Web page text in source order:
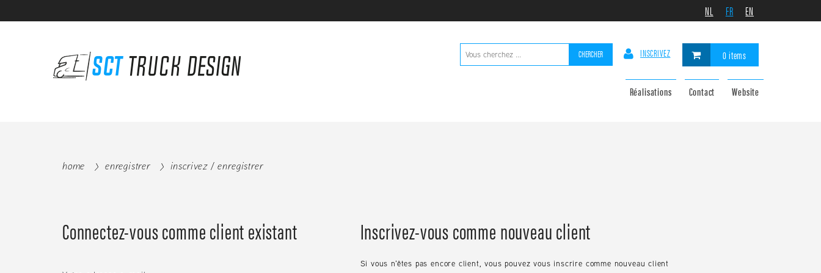
NL FR EN
0 items
INSCRIVEZ
CHERCHER
Réalisations Contact Website
home enregistrer inscrivez / enregistrer
Connectez-vous comme client existant Inscrivez-vous comme nouveau client
Si vous n'êtes pas encore client, vous pouvez vous inscrire comme nouveau client